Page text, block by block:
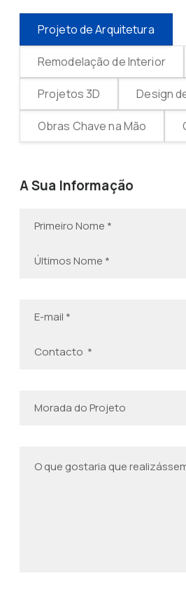
Projeto de Arquitetura
Remodelação de Interior
Projetos 3D Design
Obras Chave na Mão
A Sua Informação